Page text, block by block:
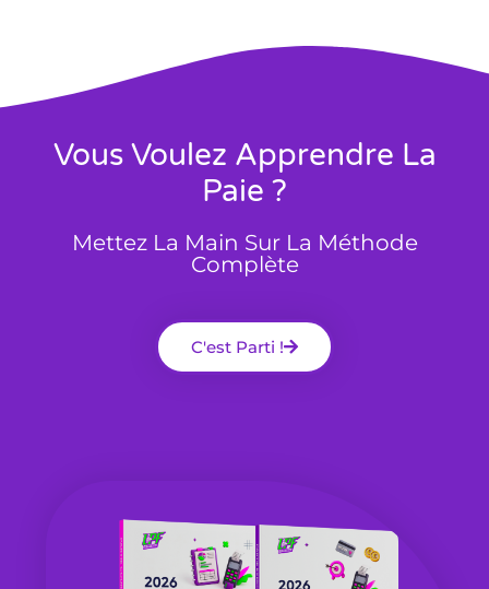
Vous Voulez Apprendre La
Paie ?
Mettez La Main Sur La Méthode
Complète
C'est Parti !